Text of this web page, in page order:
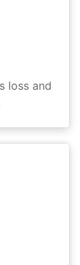
loss and